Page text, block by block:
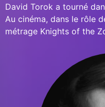
David Torok a tourné
Au cinéma, dans le rôle
métrage Knights of the